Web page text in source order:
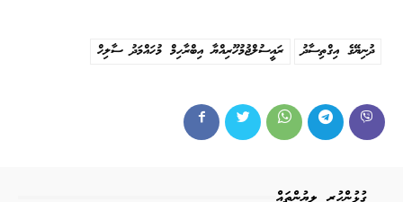
ރައީސުލްޖުމުހޫރިއްޔާ އިބްރާހިމް މުހައްމަދު ސާލިހް ދުނިޔޭގެ އިގްތިސާދު